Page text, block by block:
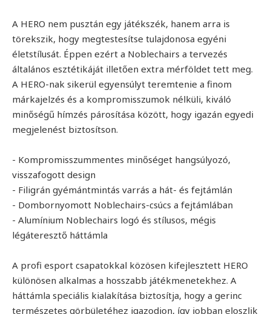
A HERO nem pusztán egy játékszék, hanem arra is
törekszik, hogy megtestesítse tulajdonosa egyéni
életstílusát. Éppen ezért a Noblechairs a tervezés
általános esztétikáját illetően extra mérföldet tett meg.
A HERO-nak sikerül egyensúlyt teremtenie a finom
márkajelzés és a kompromisszumok nélküli, kiváló
minőségű hímzés párosítása között, hogy igazán egyedi
megjelenést biztosítson.
- Kompromisszummentes minőséget hangsúlyozó,
visszafogott design
- Filigrán gyémántmintás varrás a hát- és fejtámlán
- Dombornyomott Noblechairs-csúcs a fejtámlában
- Alumínium Noblechairs logó és stílusos, mégis
légáteresztő háttámla
A profi esport csapatokkal közösen kifejlesztett HERO
különösen alkalmas a hosszabb játékmenetekhez. A
háttámla speciális kialakítása biztosítja, hogy a gerinc
természetes görbületéhez igazodjon, így jobban eloszlik